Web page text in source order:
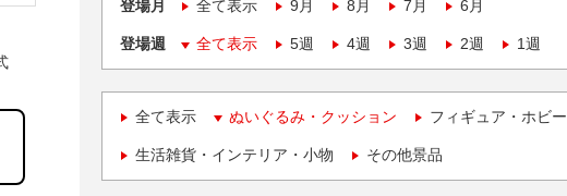
登場月 全て表示 9月 8月 7月 6月
登場週 全て表示 5週 4週 3週 2週 1週
全て表示 ぬいぐるみ・クッション フィギュア・ホビー
生活雑貨・インテリア・小物 その他景品